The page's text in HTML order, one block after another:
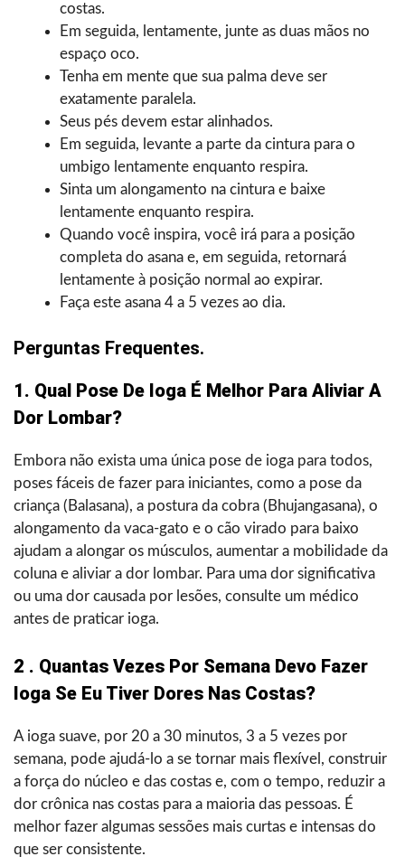
costas.
Em seguida, lentamente, junte as duas mãos no
espaço oco.
Tenha em mente que sua palma deve ser
exatamente paralela.
Seus pés devem estar alinhados.
Em seguida, levante a parte da cintura para o
umbigo lentamente enquanto respira.
Sinta um alongamento na cintura e baixe
lentamente enquanto respira.
Quando você inspira, você irá para a posição
completa do asana e, em seguida, retornará
lentamente à posição normal ao expirar.
Faça este asana 4 a 5 vezes ao dia.
Perguntas Frequentes.
1. Qual Pose De Ioga É Melhor Para Aliviar A
Dor Lombar?
Embora não exista uma única pose de ioga para todos,
poses fáceis de fazer para iniciantes, como a pose da
criança (Balasana), a postura da cobra (Bhujangasana), o
alongamento da vaca-gato e o cão virado para baixo
ajudam a alongar os músculos, aumentar a mobilidade da
coluna e aliviar a dor lombar. Para uma dor significativa
ou uma dor causada por lesões, consulte um médico
antes de praticar ioga.
2 . Quantas Vezes Por Semana Devo Fazer
Ioga Se Eu Tiver Dores Nas Costas?
A ioga suave, por 20 a 30 minutos, 3 a 5 vezes por
semana, pode ajudá-lo a se tornar mais flexível, construir
a força do núcleo e das costas e, com o tempo, reduzir a
dor crônica nas costas para a maioria das pessoas. É
melhor fazer algumas sessões mais curtas e intensas do
que ser consistente.